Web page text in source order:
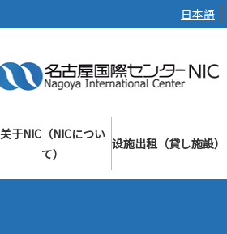
日本語
关于NIC（NICについ
て）
设施出租（貸し施設）